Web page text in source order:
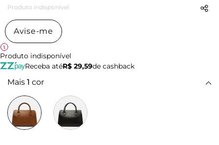
Produto indisponível
Avise-me
Produto indisponível
Receba atéR$ 29,59de cashback
Mais 1 cor